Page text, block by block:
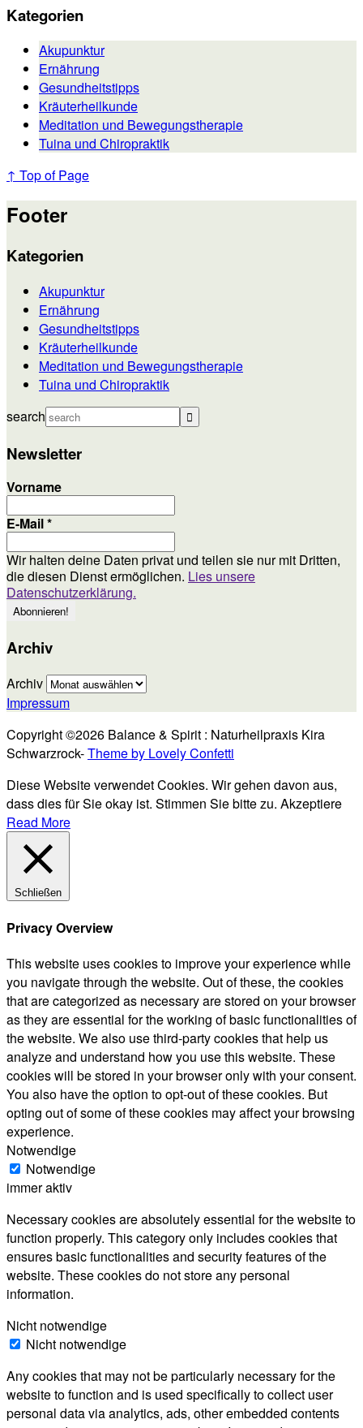
Kategorien
Akupunktur
Ernährung
Gesundheitstipps
Kräuterheilkunde
Meditation und Bewegungstherapie
Tuina und Chiropraktik
↑ Top of Page
Footer
Kategorien
Akupunktur
Ernährung
Gesundheitstipps
Kräuterheilkunde
Meditation und Bewegungstherapie
Tuina und Chiropraktik
search
Newsletter
Vorname
E-Mail*
Wir halten deine Daten privat und teilen sie nur mit Dritten,
die diesen Dienst ermöglichen. Lies unsere
Datenschutzerklärung.
Archiv
Archiv
Impressum
Copyright ©2026 Balance & Spirit : Naturheilpraxis Kira
Schwarzrock-Theme by Lovely Confetti
Diese Website verwendet Cookies. Wir gehen davon aus,
dass dies für Sie okay ist. Stimmen Sie bitte zu. Akzeptiere
Read More
Schließen
Privacy Overview
This website uses cookies to improve your experience while
you navigate through the website. Out of these, the cookies
that are categorized as necessary are stored on your browser
as they are essential for the working of basic functionalities of
the website. We also use third-party cookies that help us
analyze and understand how you use this website. These
cookies will be stored in your browser only with your consent.
You also have the option to opt-out of these cookies. But
opting out of some of these cookies may affect your browsing
experience.
Notwendige
Notwendige
immer aktiv
Necessary cookies are absolutely essential for the website to
function properly. This category only includes cookies that
ensures basic functionalities and security features of the
website. These cookies do not store any personal
information.
Nicht notwendige
Nicht notwendige
Any cookies that may not be particularly necessary for the
website to function and is used specifically to collect user
personal data via analytics, ads, other embedded contents